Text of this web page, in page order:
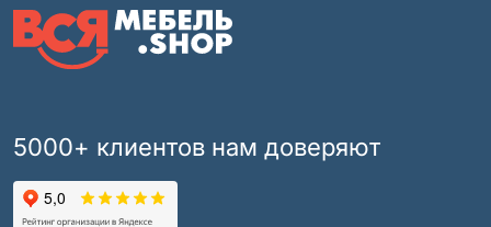
5000+ клиентов нам доверяют